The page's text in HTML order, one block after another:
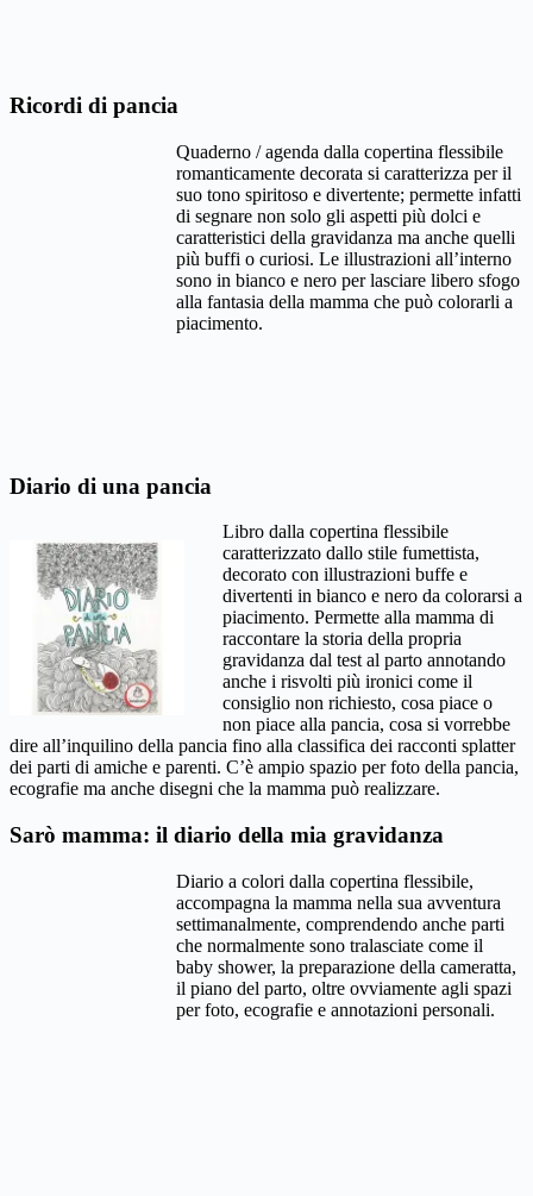
Ricordi di pancia
Quaderno / agenda dalla copertina flessibile
romanticamente decorata si caratterizza per il
suo tono spiritoso e divertente; permette infatti
di segnare non solo gli aspetti più dolci e
caratteristici della gravidanza ma anche quelli
più buffi o curiosi. Le illustrazioni all’interno
sono in bianco e nero per lasciare libero sfogo
alla fantasia della mamma che può colorarli a
piacimento.
Diario di una pancia
Libro dalla copertina flessibile
caratterizzato dallo stile fumettista,
decorato con illustrazioni buffe e
divertenti in bianco e nero da colorarsi a
piacimento. Permette alla mamma di
raccontare la storia della propria
gravidanza dal test al parto annotando
anche i risvolti più ironici come il
consiglio non richiesto, cosa piace o
non piace alla pancia, cosa si vorrebbe
dire all’inquilino della pancia fino alla classifica dei racconti splatter
dei parti di amiche e parenti. C’è ampio spazio per foto della pancia,
ecografie ma anche disegni che la mamma può realizzare.
Sarò mamma: il diario della mia gravidanza
Diario a colori dalla copertina flessibile,
accompagna la mamma nella sua avventura
settimanalmente, comprendendo anche parti
che normalmente sono tralasciate come il
baby shower, la preparazione della cameratta,
il piano del parto, oltre ovviamente agli spazi
per foto, ecografie e annotazioni personali.